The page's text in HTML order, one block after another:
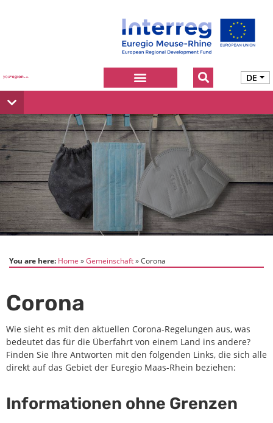
DE
You are here: Home Gemeinschaft Corona
Corona
Wie sieht es mit den aktuellen Corona-Regelungen aus, was
bedeutet das für die Überfahrt von einem Land ins andere?
Finden Sie Ihre Antworten mit den folgenden Links, die sich alle
direkt auf das Gebiet der Euregio Maas-Rhein beziehen:
Informationen ohne Grenzen